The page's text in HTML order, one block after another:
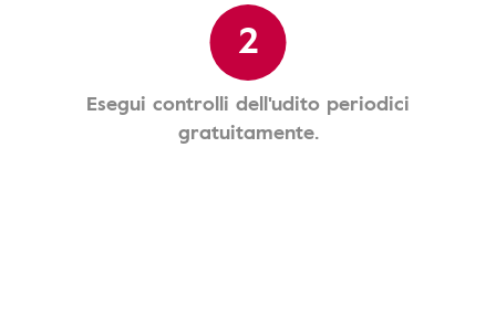
2
Esegui controlli dell'udito periodici
gratuitamente.